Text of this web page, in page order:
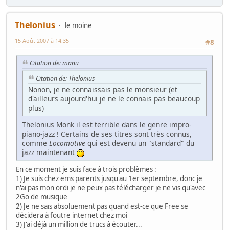
Thelonius
le moine
#8
15 Août 2007 à 14:35
Citation de: manu
Citation de: Thelonius
Nonon, je ne connaissais pas le monsieur (et
d'ailleurs aujourd'hui je ne le connais pas beaucoup
plus)
Thelonius Monk il est terrible dans le genre impro-
piano-jazz ! Certains de ses titres sont très connus,
comme Locomotive qui est devenu un "standard" du
jazz maintenant
En ce moment je suis face à trois problèmes :
1) Je suis chez ems parents jusqu'au 1er septembre, donc je
n'ai pas mon ordi je ne peux pas télécharger je ne vis qu'avec
2Go de musique
2) Je ne sais absoluement pas quand est-ce que Free se
décidera à foutre internet chez moi
3) J'ai déjà un million de trucs à écouter...